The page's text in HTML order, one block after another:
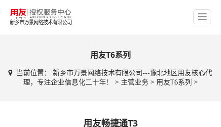
用友T6系列
当前位置：新乡市万景网络技术有限公司---豫北地区用友核心代
理，专注企业信息化二十年！
> 主营业务> 用友T6系列 >
用友畅捷通T3